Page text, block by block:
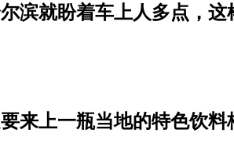
滨就盼着车上人多点，
来上一瓶当地的特色饮